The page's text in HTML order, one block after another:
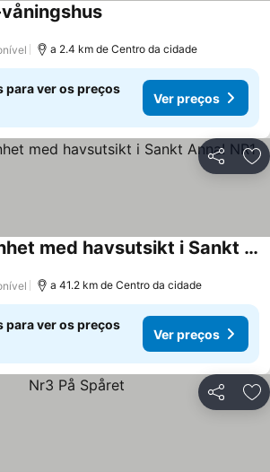
a 2.4 km de Centro da cidade
para ver os preços
Ver preços
Partilhar
Skärgårdslägenhet med havsutsikt i Sankt Anna! NR1
a 41.2 km de Centro da cidade
para ver os preços
Ver preços
Partilhar